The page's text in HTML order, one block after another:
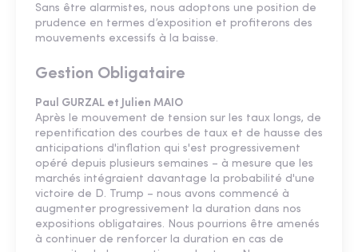
Sans être alarmistes, nous adoptons une position de
prudence en termes d’exposition et profiterons des
mouvements excessifs à la baisse.
Gestion Obligataire
Paul GURZAL et Julien MAIO
Après le mouvement de tension sur les taux longs, de
repentification des courbes de taux et de hausse des
anticipations d'inflation qui s'est progressivement
opéré depuis plusieurs semaines – à mesure que les
marchés intégraient davantage la probabilité d'une
victoire de D. Trump – nous avons commencé à
augmenter progressivement la duration dans nos
expositions obligataires. Nous pourrions être amenés
à continuer de renforcer la duration en cas de